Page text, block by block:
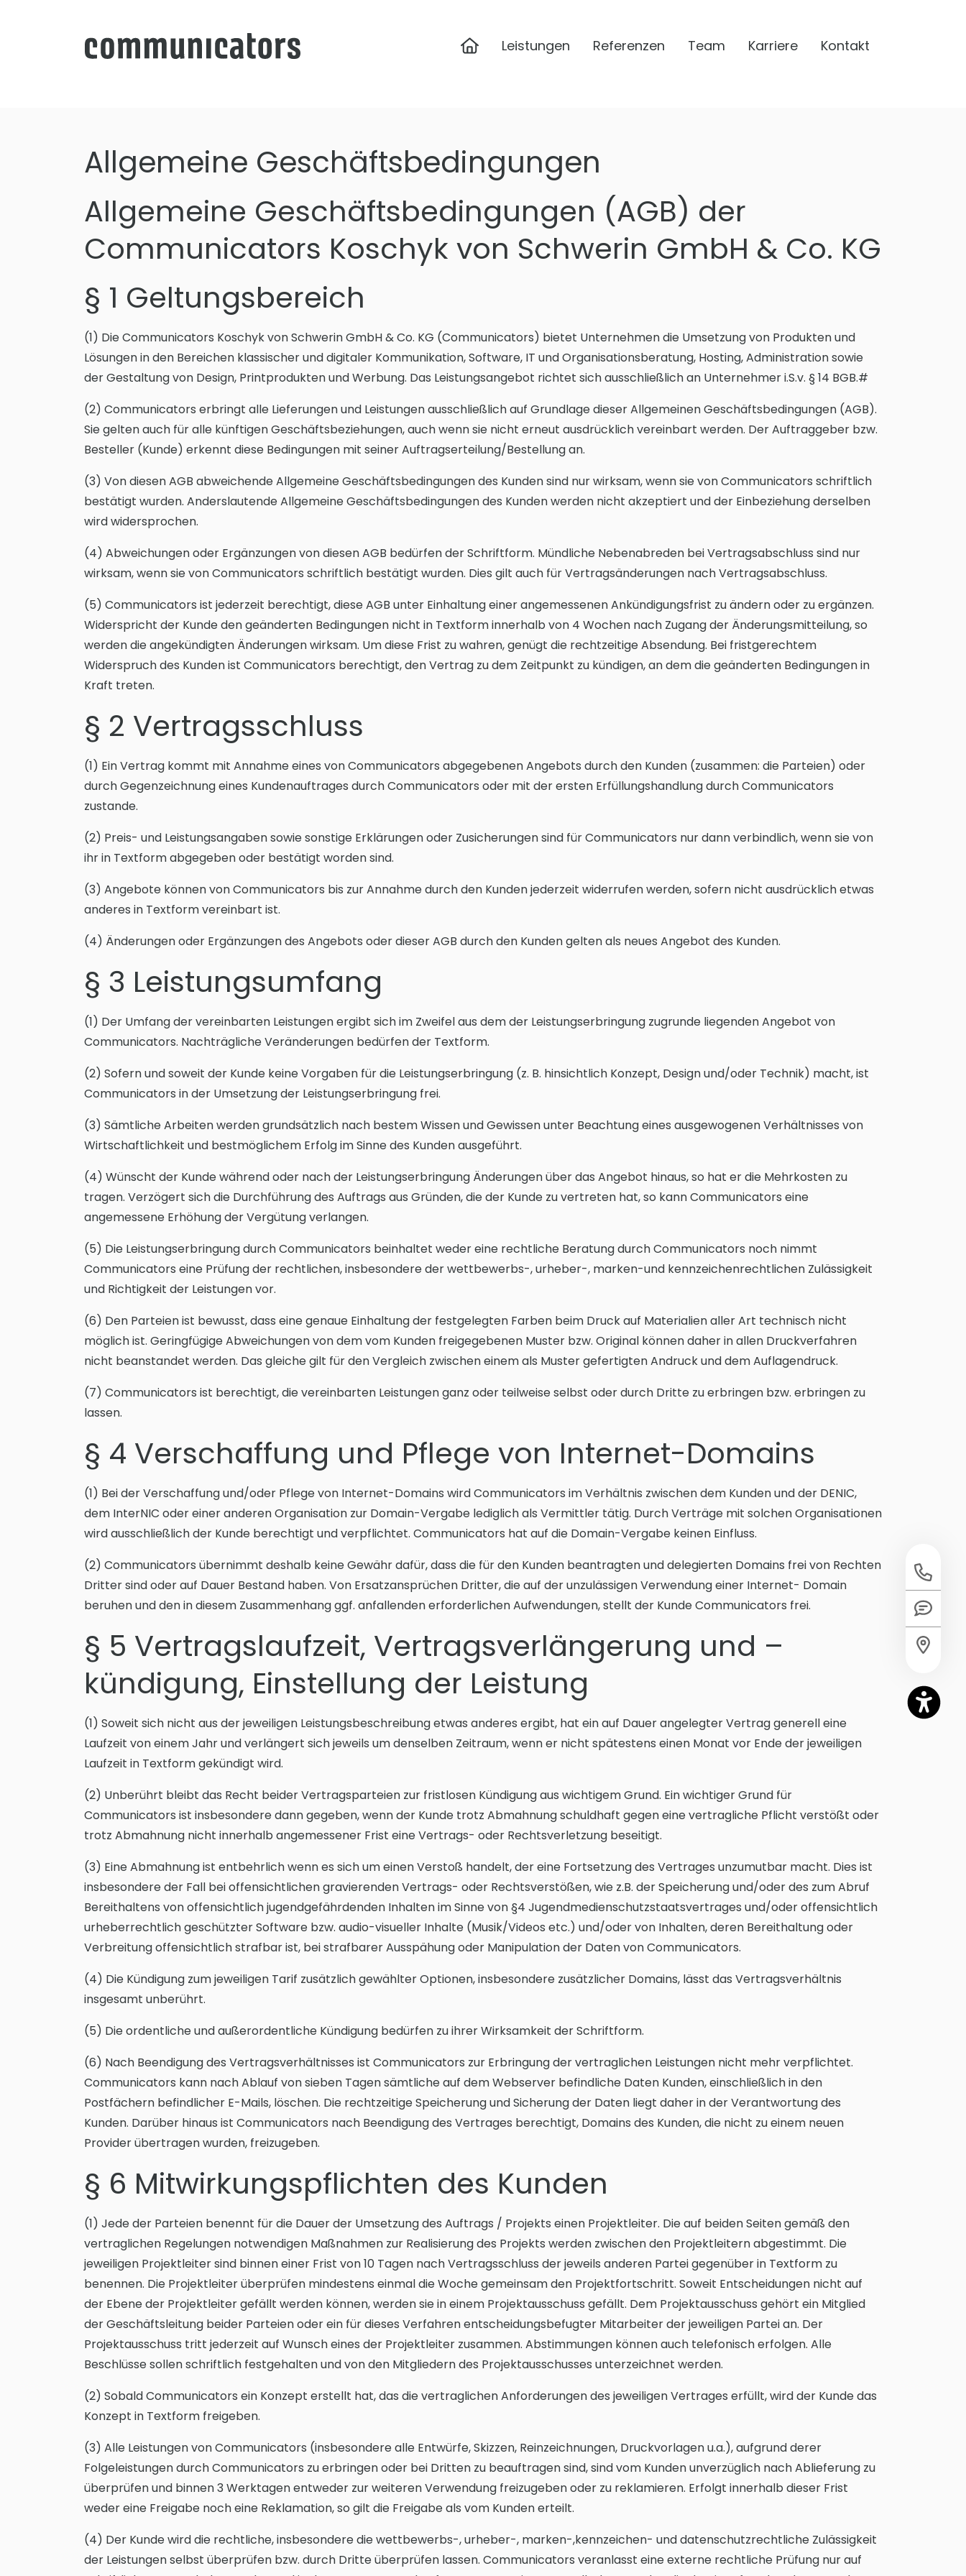
HomeLeistungen Referenzen Team Karriere Kontakt
Allgemeine Geschäftsbedingungen
Allgemeine Geschäftsbedingungen (AGB) der
Communicators Koschyk von Schwerin GmbH & Co. KG
§ 1 Geltungsbereich
(1) Die Communicators Koschyk von Schwerin GmbH & Co. KG (Communicators) bietet Unternehmen die Umsetzung von Produkten und
Lösungen in den Bereichen klassischer und digitaler Kommunikation, Software, IT und Organisationsberatung, Hosting, Administration sowie
der Gestaltung von Design, Printprodukten und Werbung. Das Leistungsangebot richtet sich ausschließlich an Unternehmer i.S.v. § 14 BGB.#
(2) Communicators erbringt alle Lieferungen und Leistungen ausschließlich auf Grundlage dieser Allgemeinen Geschäftsbedingungen (AGB).
Sie gelten auch für alle künftigen Geschäftsbeziehungen, auch wenn sie nicht erneut ausdrücklich vereinbart werden. Der Auftraggeber bzw.
Besteller (Kunde) erkennt diese Bedingungen mit seiner Auftragserteilung/Bestellung an.
(3) Von diesen AGB abweichende Allgemeine Geschäftsbedingungen des Kunden sind nur wirksam, wenn sie von Communicators schriftlich
bestätigt wurden. Anderslautende Allgemeine Geschäftsbedingungen des Kunden werden nicht akzeptiert und der Einbeziehung derselben
wird widersprochen.
(4) Abweichungen oder Ergänzungen von diesen AGB bedürfen der Schriftform. Mündliche Nebenabreden bei Vertragsabschluss sind nur
wirksam, wenn sie von Communicators schriftlich bestätigt wurden. Dies gilt auch für Vertragsänderungen nach Vertragsabschluss.
(5) Communicators ist jederzeit berechtigt, diese AGB unter Einhaltung einer angemessenen Ankündigungsfrist zu ändern oder zu ergänzen.
Widerspricht der Kunde den geänderten Bedingungen nicht in Textform innerhalb von 4 Wochen nach Zugang der Änderungsmitteilung, so
werden die angekündigten Änderungen wirksam. Um diese Frist zu wahren, genügt die rechtzeitige Absendung. Bei fristgerechtem
Widerspruch des Kunden ist Communicators berechtigt, den Vertrag zu dem Zeitpunkt zu kündigen, an dem die geänderten Bedingungen in
Kraft treten.
§ 2 Vertragsschluss
(1) Ein Vertrag kommt mit Annahme eines von Communicators abgegebenen Angebots durch den Kunden (zusammen: die Parteien) oder
durch Gegenzeichnung eines Kundenauftrages durch Communicators oder mit der ersten Erfüllungshandlung durch Communicators
zustande.
(2) Preis- und Leistungsangaben sowie sonstige Erklärungen oder Zusicherungen sind für Communicators nur dann verbindlich, wenn sie von
ihr in Textform abgegeben oder bestätigt worden sind.
(3) Angebote können von Communicators bis zur Annahme durch den Kunden jederzeit widerrufen werden, sofern nicht ausdrücklich etwas
anderes in Textform vereinbart ist.
(4) Änderungen oder Ergänzungen des Angebots oder dieser AGB durch den Kunden gelten als neues Angebot des Kunden.
§ 3 Leistungsumfang
(1) Der Umfang der vereinbarten Leistungen ergibt sich im Zweifel aus dem der Leistungserbringung zugrunde liegenden Angebot von
Communicators. Nachträgliche Veränderungen bedürfen der Textform.
(2) Sofern und soweit der Kunde keine Vorgaben für die Leistungserbringung (z. B. hinsichtlich Konzept, Design und/oder Technik) macht, ist
Communicators in der Umsetzung der Leistungserbringung frei.
(3) Sämtliche Arbeiten werden grundsätzlich nach bestem Wissen und Gewissen unter Beachtung eines ausgewogenen Verhältnisses von
Wirtschaftlichkeit und bestmöglichem Erfolg im Sinne des Kunden ausgeführt.
(4) Wünscht der Kunde während oder nach der Leistungserbringung Änderungen über das Angebot hinaus, so hat er die Mehrkosten zu
tragen. Verzögert sich die Durchführung des Auftrags aus Gründen, die der Kunde zu vertreten hat, so kann Communicators eine
angemessene Erhöhung der Vergütung verlangen.
(5) Die Leistungserbringung durch Communicators beinhaltet weder eine rechtliche Beratung durch Communicators noch nimmt
Communicators eine Prüfung der rechtlichen, insbesondere der wettbewerbs-, urheber-, marken-und kennzeichenrechtlichen Zulässigkeit
und Richtigkeit der Leistungen vor.
(6) Den Parteien ist bewusst, dass eine genaue Einhaltung der festgelegten Farben beim Druck auf Materialien aller Art technisch nicht
möglich ist. Geringfügige Abweichungen von dem vom Kunden freigegebenen Muster bzw. Original können daher in allen Druckverfahren
nicht beanstandet werden. Das gleiche gilt für den Vergleich zwischen einem als Muster gefertigten Andruck und dem Auflagendruck.
(7) Communicators ist berechtigt, die vereinbarten Leistungen ganz oder teilweise selbst oder durch Dritte zu erbringen bzw. erbringen zu
lassen.
§ 4 Verschaffung und Pflege von Internet-Domains
(1) Bei der Verschaffung und/oder Pflege von Internet-Domains wird Communicators im Verhältnis zwischen dem Kunden und der DENIC,
dem InterNIC oder einer anderen Organisation zur Domain-Vergabe lediglich als Vermittler tätig. Durch Verträge mit solchen Organisationen
wird ausschließlich der Kunde berechtigt und verpflichtet. Communicators hat auf die Domain-Vergabe keinen Einfluss.
(2) Communicators übernimmt deshalb keine Gewähr dafür, dass die für den Kunden beantragten und delegierten Domains frei von Rechten
Dritter sind oder auf Dauer Bestand haben. Von Ersatzansprüchen Dritter, die auf der unzulässigen Verwendung einer Internet- Domain
beruhen und den in diesem Zusammenhang ggf. anfallenden erforderlichen Aufwendungen, stellt der Kunde Communicators frei.
§ 5 Vertragslaufzeit, Vertragsverlängerung und –
kündigung, Einstellung der Leistung
(1) Soweit sich nicht aus der jeweiligen Leistungsbeschreibung etwas anderes ergibt, hat ein auf Dauer angelegter Vertrag generell eine
Laufzeit von einem Jahr und verlängert sich jeweils um denselben Zeitraum, wenn er nicht spätestens einen Monat vor Ende der jeweiligen
Laufzeit in Textform gekündigt wird.
(2) Unberührt bleibt das Recht beider Vertragsparteien zur fristlosen Kündigung aus wichtigem Grund. Ein wichtiger Grund für
Communicators ist insbesondere dann gegeben, wenn der Kunde trotz Abmahnung schuldhaft gegen eine vertragliche Pflicht verstößt oder
trotz Abmahnung nicht innerhalb angemessener Frist eine Vertrags- oder Rechtsverletzung beseitigt.
(3) Eine Abmahnung ist entbehrlich wenn es sich um einen Verstoß handelt, der eine Fortsetzung des Vertrages unzumutbar macht. Dies ist
insbesondere der Fall bei offensichtlichen gravierenden Vertrags- oder Rechtsverstößen, wie z.B. der Speicherung und/oder des zum Abruf
Bereithaltens von offensichtlich jugendgefährdenden Inhalten im Sinne von §4 Jugendmedienschutzstaatsvertrages und/oder offensichtlich
urheberrechtlich geschützter Software bzw. audio-visueller Inhalte (Musik/Videos etc.) und/oder von Inhalten, deren Bereithaltung oder
Verbreitung offensichtlich strafbar ist, bei strafbarer Ausspähung oder Manipulation der Daten von Communicators.
(4) Die Kündigung zum jeweiligen Tarif zusätzlich gewählter Optionen, insbesondere zusätzlicher Domains, lässt das Vertragsverhältnis
insgesamt unberührt.
(5) Die ordentliche und außerordentliche Kündigung bedürfen zu ihrer Wirksamkeit der Schriftform.
(6) Nach Beendigung des Vertragsverhältnisses ist Communicators zur Erbringung der vertraglichen Leistungen nicht mehr verpflichtet.
Communicators kann nach Ablauf von sieben Tagen sämtliche auf dem Webserver befindliche Daten Kunden, einschließlich in den
Postfächern befindlicher E-Mails, löschen. Die rechtzeitige Speicherung und Sicherung der Daten liegt daher in der Verantwortung des
Kunden. Darüber hinaus ist Communicators nach Beendigung des Vertrages berechtigt, Domains des Kunden, die nicht zu einem neuen
Provider übertragen wurden, freizugeben.
§ 6 Mitwirkungspflichten des Kunden
(1) Jede der Parteien benennt für die Dauer der Umsetzung des Auftrags / Projekts einen Projektleiter. Die auf beiden Seiten gemäß den
vertraglichen Regelungen notwendigen Maßnahmen zur Realisierung des Projekts werden zwischen den Projektleitern abgestimmt. Die
jeweiligen Projektleiter sind binnen einer Frist von 10 Tagen nach Vertragsschluss der jeweils anderen Partei gegenüber in Textform zu
benennen. Die Projektleiter überprüfen mindestens einmal die Woche gemeinsam den Projektfortschritt. Soweit Entscheidungen nicht auf
der Ebene der Projektleiter gefällt werden können, werden sie in einem Projektausschuss gefällt. Dem Projektausschuss gehört ein Mitglied
der Geschäftsleitung beider Parteien oder ein für dieses Verfahren entscheidungsbefugter Mitarbeiter der jeweiligen Partei an. Der
Projektausschuss tritt jederzeit auf Wunsch eines der Projektleiter zusammen. Abstimmungen können auch telefonisch erfolgen. Alle
Beschlüsse sollen schriftlich festgehalten und von den Mitgliedern des Projektausschusses unterzeichnet werden.
(2) Sobald Communicators ein Konzept erstellt hat, das die vertraglichen Anforderungen des jeweiligen Vertrages erfüllt, wird der Kunde das
Konzept in Textform freigeben.
(3) Alle Leistungen von Communicators (insbesondere alle Entwürfe, Skizzen, Reinzeichnungen, Druckvorlagen u.a.), aufgrund derer
Folgeleistungen durch Communicators zu erbringen oder bei Dritten zu beauftragen sind, sind vom Kunden unverzüglich nach Ablieferung zu
überprüfen und binnen 3 Werktagen entweder zur weiteren Verwendung freizugeben oder zu reklamieren. Erfolgt innerhalb dieser Frist
weder eine Freigabe noch eine Reklamation, so gilt die Freigabe als vom Kunden erteilt.
(4) Der Kunde wird die rechtliche, insbesondere die wettbewerbs-, urheber-, marken-,kennzeichen- und datenschutzrechtliche Zulässigkeit
der Leistungen selbst überprüfen bzw. durch Dritte überprüfen lassen. Communicators veranlasst eine externe rechtliche Prüfung nur auf